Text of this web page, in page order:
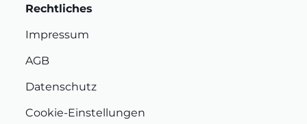
Rechtliches
Impressum
AGB
Datenschutz
Cookie-Einstellungen